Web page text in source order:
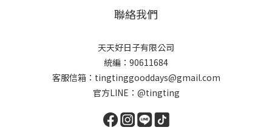
聯絡我們
天天好日子有限公司
統編：90611684
客服信箱：tingtinggooddays@gmail.com
官方LINE：@tingting